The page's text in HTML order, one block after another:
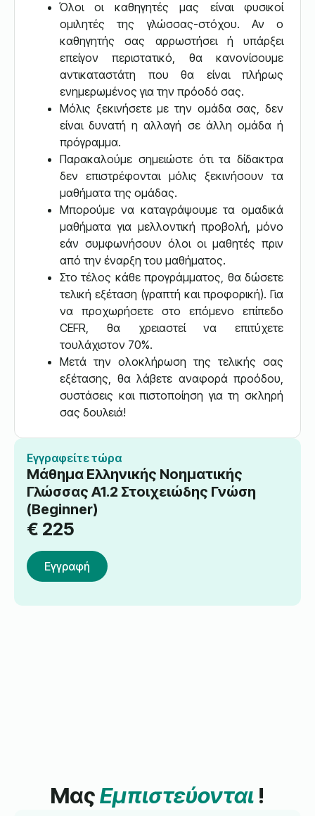
Όλοι οι καθηγητές μας είναι φυσικοί
ομιλητές της γλώσσας-στόχου. Αν ο
καθηγητής σας αρρωστήσει ή υπάρξει
επείγον περιστατικό, θα κανονίσουμε
αντικαταστάτη που θα είναι πλήρως
ενημερωμένος για την πρόοδό σας.
Μόλις ξεκινήσετε με την ομάδα σας, δεν
είναι δυνατή η αλλαγή σε άλλη ομάδα ή
πρόγραμμα.
Παρακαλούμε σημειώστε ότι τα δίδακτρα
δεν επιστρέφονται μόλις ξεκινήσουν τα
μαθήματα της ομάδας.
Μπορούμε να καταγράψουμε τα ομαδικά
μαθήματα για μελλοντική προβολή, μόνο
εάν συμφωνήσουν όλοι οι μαθητές πριν
από την έναρξη του μαθήματος.
Στο τέλος κάθε προγράμματος, θα δώσετε
τελική εξέταση (γραπτή και προφορική). Για
να προχωρήσετε στο επόμενο επίπεδο
CEFR, θα χρειαστεί να επιτύχετε
τουλάχιστον 70%.
Μετά την ολοκλήρωση της τελικής σας
εξέτασης, θα λάβετε αναφορά προόδου,
συστάσεις και πιστοποίηση για τη σκληρή
σας δουλειά!
Εγγραφείτε τώρα
Μάθημα Ελληνικής Νοηματικής
Γλώσσας A1.2 Στοιχειώδης Γνώση
(Beginner)
€ 225
Εγγραφή
ΜαςΕμπιστεύονται !